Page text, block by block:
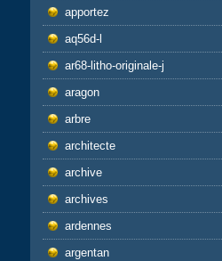
apportez
aq56d-l
ar68-litho-originale-j
aragon
arbre
architecte
archive
archives
ardennes
argentan